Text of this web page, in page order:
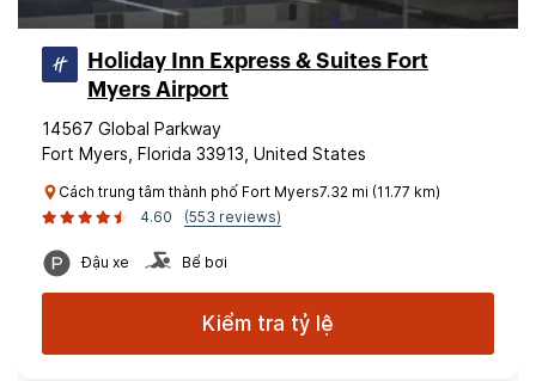
Holiday Inn Express & Suites Fort
Myers Airport
14567 Global Parkway
Fort Myers, Florida 33913, United States
Cách trung tâm thành phố Fort Myers7.32 mi (11.77 km)
4.60
(553 reviews)
Đậu xe Bể bơi
Kiểm tra tỷ lệ